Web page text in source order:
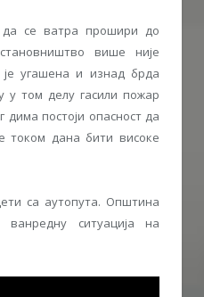
да се ватра прошири до
више није
угашена и изнад брда
у том делу гасили пожар
постоји опасност да
током дана бити високе
са аутопута. Општина
ванредну ситуација на